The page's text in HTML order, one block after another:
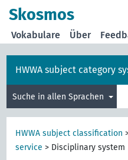
Skosmos
Vokabulare Über
HWWA subject category
Suche in allen Sprachen
HWWA subject classification
service > Disciplinary system